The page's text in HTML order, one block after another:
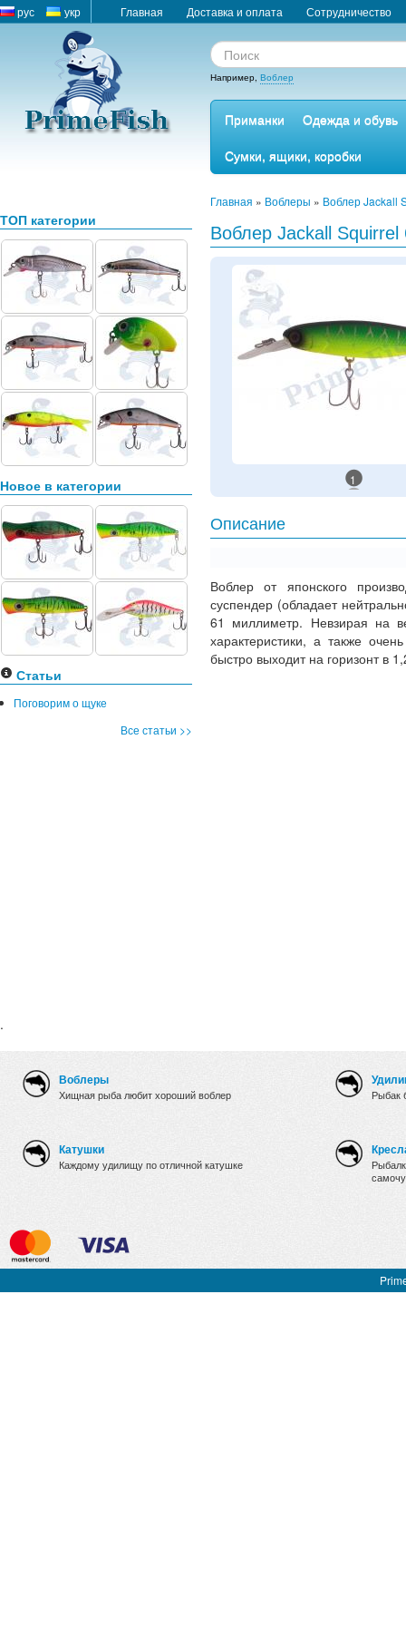
рус укр Главная Доставка и оплата Сотрудничество
Например, Воблер
Приманки
Одежда и обувь
Сумки, ящики, коробки
ТОП категории
Новое в категории
Статьи
Поговорим о щуке
Все статьи >>
.
Главная » Воблеры » Воблер Jackall
Воблер Jackall Squirrel
1
Описание
Воблер от японского
суспендер (обладает
61 миллиметр. Невзирая на
характеристики, а также
быстро выходит на горизонт в
Воблеры
Хищная рыба любит хороший воблер
Катушки
Каждому удилищу по отличной катушке
Рыбак